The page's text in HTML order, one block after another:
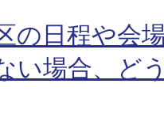
の日程や会
い場合、ど